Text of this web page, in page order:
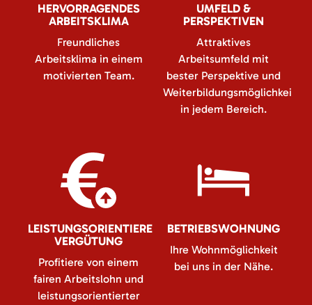
HERVORRAGENDES
ARBEITSKLIMA
Freundliches
Arbeitsklima in einem
motivierten Team.
UMFELD &
PERSPEKTIVEN
Attraktives
Arbeitsumfeld mit
bester Perspektive und
Weiterbildungsmöglichkeiten
in jedem Bereich.
LEISTUNGSORIENTIERE
VERGÜTUNG
Profitiere von einem
fairen Arbeitslohn und
leistungsorientierter
BETRIEBSWOHNUNG
Ihre Wohnmöglichkeit
bei uns in der Nähe.